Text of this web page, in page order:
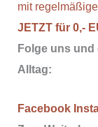
mit
JETZT für 0,-
Folge uns und
Alltag:
Facebook